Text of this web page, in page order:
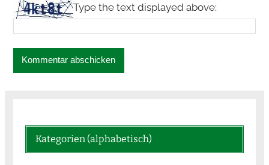
Type the text displayed above:
Kategorien (alphabetisch)